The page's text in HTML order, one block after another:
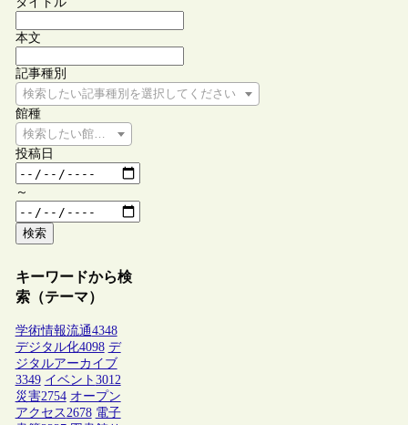
本文
記事種別
検索したい記事種別を選択してください
館種
検索したい館種を選択してください
投稿日
～
検索
キーワードから検
索（テーマ）
学術情報流通4348
デジタル化4098 デ
ジタルアーカイブ
3349 イベント 3012
災害2754 オープン
アクセス 2678 電子